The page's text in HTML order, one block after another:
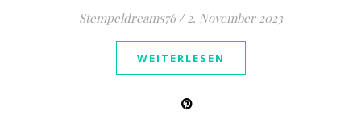
Stempeldreams76 / 2. November 2023
WEITERLESEN